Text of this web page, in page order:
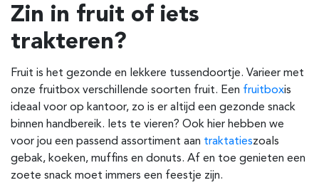
Zin in fruit of iets
trakteren?
Fruit is het gezonde en lekkere tussendoortje. Varieer met
onze fruitbox verschillende soorten fruit. Een fruitboxis
ideaal voor op kantoor, zo is er altijd een gezonde snack
binnen handbereik. Iets te vieren? Ook hier hebben we
voor jou een passend assortiment aan traktatieszoals
gebak, koeken, muffins en donuts. Af en toe genieten een
zoete snack moet immers een feestje zijn.